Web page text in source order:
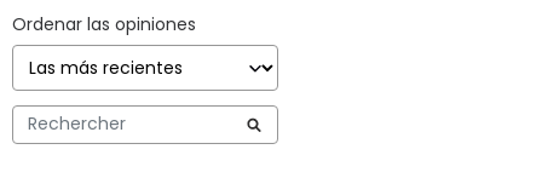
Ordenar las opiniones